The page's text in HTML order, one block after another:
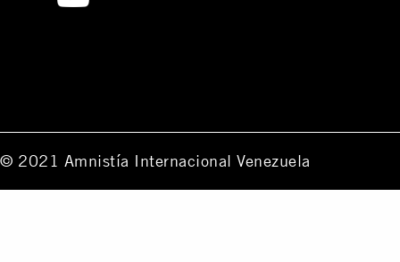
© 2021 Amnistía Internacional Venezuela